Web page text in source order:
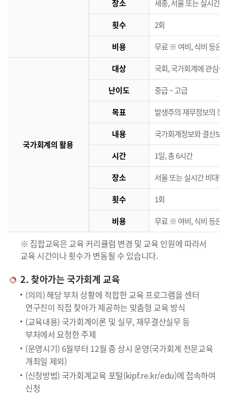
장소 세종, 서울 또는 실시간
횟수 2회
비용 무료 ※ 여비, 식비 등은
국가회계의 활용
대상 국회, 국가회계에 관심
난이도 중급 ~ 고급
목표 발생주의 재무정보의 정
내용 국가회계정보와 결산보
시간 1일, 총 6시간
장소 서울 또는 실시간 비대
횟수 1회
비용 무료 ※ 여비, 식비 등은
※ 집합교육은 교육 커리큘럼 변경 및 교육 인원에 따라서
교육 시간이나 횟수가 변동될 수 있습니다.
2. 찾아가는 국가회계 교육
(의의) 해당 부처 상황에 적합한 교육 프로그램을 센터
연구진이 직접 찾아가 제공하는 맞춤형 교육 방식
(교육내용) 국가회계이론 및 실무, 재무결산실무 등
부처에서 요청한 주제
(운영시기) 6월부터 12월 중 상시 운영(국가회계 전문교육
개최일 제외)
(신청방법) 국가회계교육 포털(kipf.re.kr/edu)에 접속하여
신청